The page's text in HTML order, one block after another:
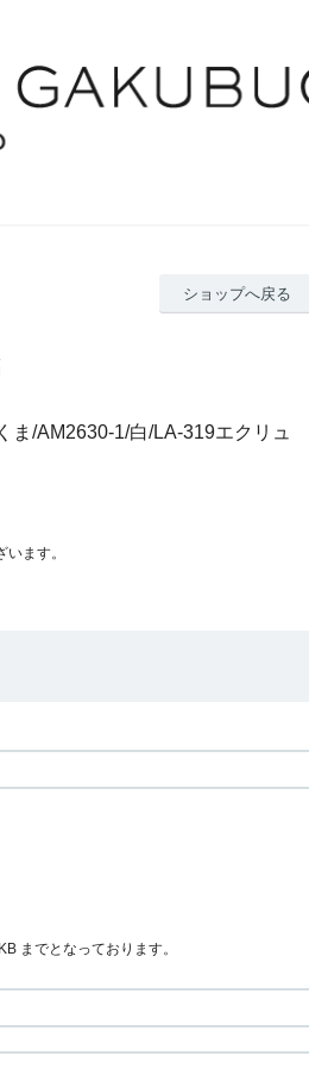
ショップへ戻る
ま/AM2630-1/白/LA-319エクリュ
ます。
までとなっております。